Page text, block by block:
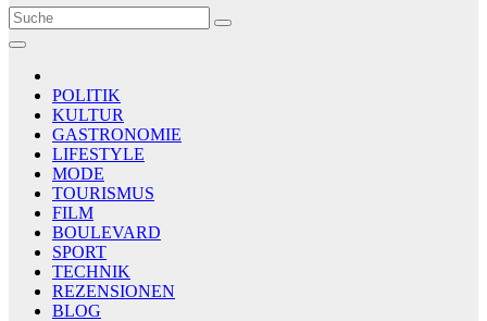
Le Matin
AGENCE DE PRESSE
POLITIK
KULTUR
GASTRONOMIE
LIFESTYLE
MODE
TOURISMUS
FILM
BOULEVARD
SPORT
TECHNIK
REZENSIONEN
BLOG